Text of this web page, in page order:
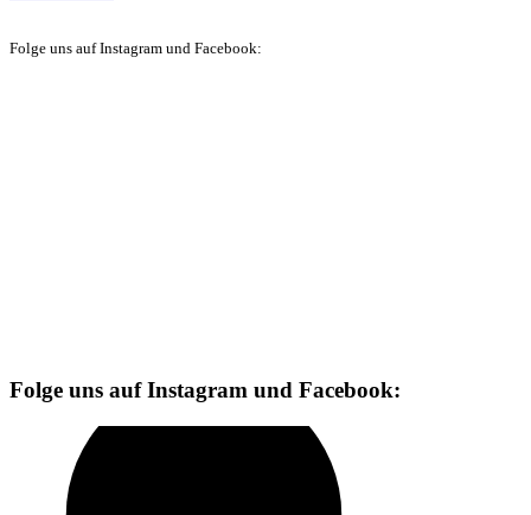
Folge uns auf Instagram und Facebook:
Folge uns auf Instagram und Facebook: